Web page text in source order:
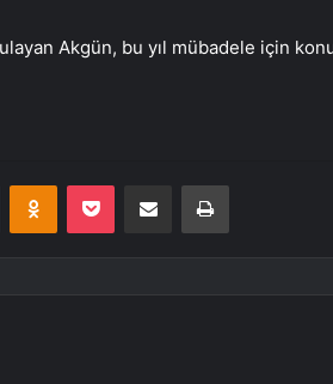
Akgün, bu yıl mübadele için
VKontakteOdnoklassniki
Pocket E-Posta ile paylaş Yazdır